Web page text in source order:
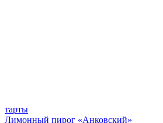
тарты
Лимонный пирог «Анковский»